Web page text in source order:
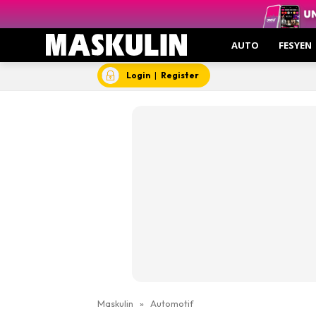
AUTO FESYEN
Login | Register
Maskulin » Automotif